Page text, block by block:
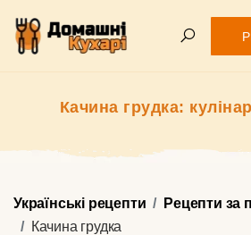
Качина грудка:
Українські рецепти
Рецепти за
Качина грудка